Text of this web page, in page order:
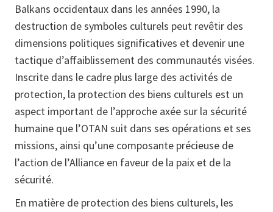
Balkans occidentaux dans les années 1990, la
destruction de symboles culturels peut revêtir des
dimensions politiques significatives et devenir une
tactique d’affaiblissement des communautés visées.
Inscrite dans le cadre plus large des activités de
protection, la protection des biens culturels est un
aspect important de l’approche axée sur la sécurité
humaine que l’OTAN suit dans ses opérations et ses
missions, ainsi qu’une composante précieuse de
l’action de l’Alliance en faveur de la paix et de la
sécurité.
En matière de protection des biens culturels, les